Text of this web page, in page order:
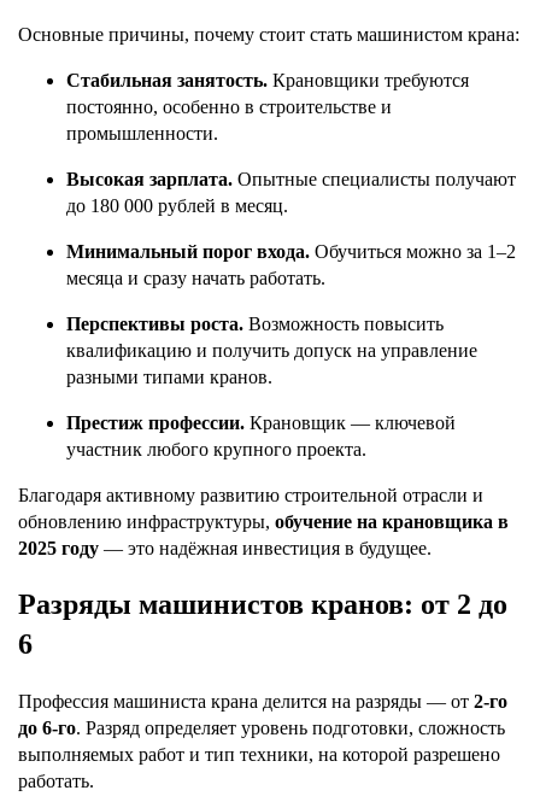
Основные причины, почему стоит стать машинистом крана:
Стабильная занятость. Крановщики требуются
постоянно, особенно в строительстве и
промышленности.
Высокая зарплата. Опытные специалисты получают
до 180 000 рублей в месяц.
Минимальный порог входа. Обучиться можно за 1–2
месяца и сразу начать работать.
Перспективы роста. Возможность повысить
квалификацию и получить допуск на управление
разными типами кранов.
Престиж профессии. Крановщик — ключевой
участник любого крупного проекта.
Благодаря активному развитию строительной отрасли и
обновлению инфраструктуры, обучение на крановщика в
2025 году — это надёжная инвестиция в будущее.
Разряды машинистов кранов: от 2 до
6
Профессия машиниста крана делится на разряды — от 2-го
до 6-го. Разряд определяет уровень подготовки, сложность
выполняемых работ и тип техники, на которой разрешено
работать.